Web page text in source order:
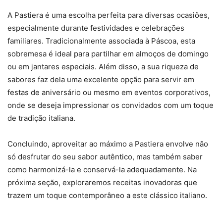
A Pastiera é uma escolha perfeita para diversas ocasiões,
especialmente durante festividades e celebrações
familiares. Tradicionalmente associada à Páscoa, esta
sobremesa é ideal para partilhar em almoços de domingo
ou em jantares especiais. Além disso, a sua riqueza de
sabores faz dela uma excelente opção para servir em
festas de aniversário ou mesmo em eventos corporativos,
onde se deseja impressionar os convidados com um toque
de tradição italiana.
Concluindo, aproveitar ao máximo a Pastiera envolve não
só desfrutar do seu sabor autêntico, mas também saber
como harmonizá-la e conservá-la adequadamente. Na
próxima seção, exploraremos receitas inovadoras que
trazem um toque contemporâneo a este clássico italiano.